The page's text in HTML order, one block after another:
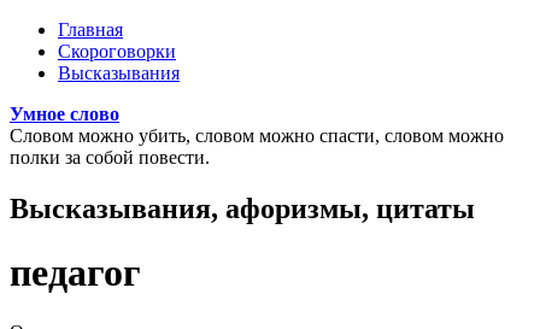
Перейти к основному содержанию
Главное меню
Главная
Скороговорки
Высказывания
Умное слово
Словом можно убить, словом можно спасти, словом можно
полки за собой повести.
Высказывания, афоризмы, цитаты
педагог